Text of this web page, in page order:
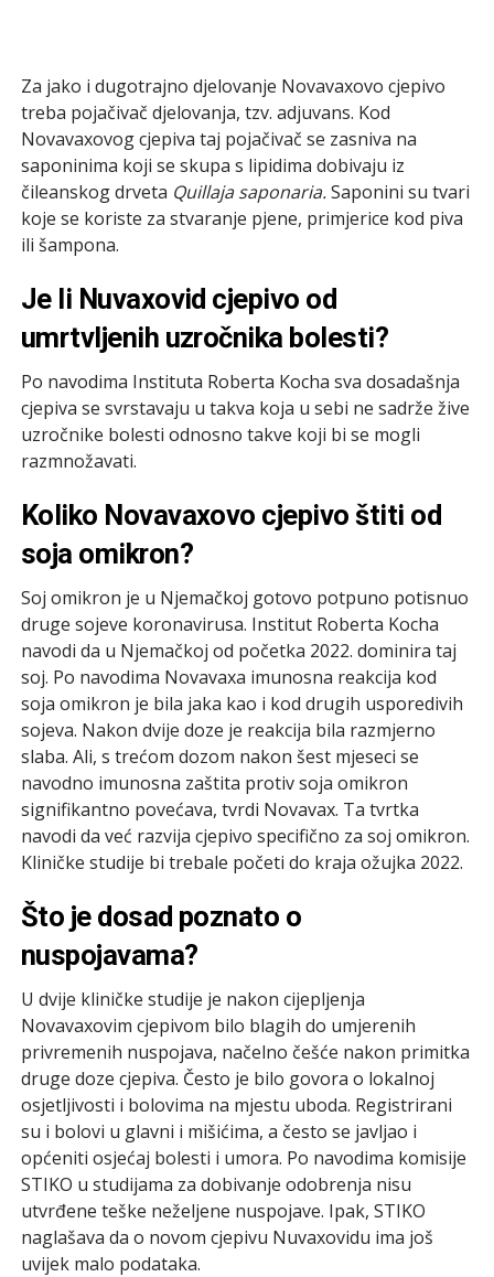
Za jako i dugotrajno djelovanje Novavaxovo cjepivo
treba pojačivač djelovanja, tzv. adjuvans. Kod
Novavaxovog cjepiva taj pojačivač se zasniva na
saponinima koji se skupa s lipidima dobivaju iz
čileanskog drveta Quillaja saponaria.Saponini su tvari
koje se koriste za stvaranje pjene, primjerice kod piva
ili šampona.
Je li Nuvaxovid cjepivo od
umrtvljenih uzročnika bolesti?
Po navodima Instituta Roberta Kocha sva dosadašnja
cjepiva se svrstavaju u takva koja u sebi ne sadrže žive
uzročnike bolesti odnosno takve koji bi se mogli
razmnožavati.
Koliko Novavaxovo cjepivo štiti od
soja omikron?
Soj omikron je u Njemačkoj gotovo potpuno potisnuo
druge sojeve koronavirusa. Institut Roberta Kocha
navodi da u Njemačkoj od početka 2022. dominira taj
soj. Po navodima Novavaxa imunosna reakcija kod
soja omikron je bila jaka kao i kod drugih usporedivih
sojeva. Nakon dvije doze je reakcija bila razmjerno
slaba. Ali, s trećom dozom nakon šest mjeseci se
navodno imunosna zaštita protiv soja omikron
signifikantno povećava, tvrdi Novavax. Ta tvrtka
navodi da već razvija cjepivo specifično za soj omikron.
Kliničke studije bi trebale početi do kraja ožujka 2022.
Što je dosad poznato o
nuspojavama?
U dvije kliničke studije je nakon cijepljenja
Novavaxovim cjepivom bilo blagih do umjerenih
privremenih nuspojava, načelno češće nakon primitka
druge doze cjepiva. Često je bilo govora o lokalnoj
osjetljivosti i bolovima na mjestu uboda. Registrirani
su i bolovi u glavni i mišićima, a često se javljao i
općeniti osjećaj bolesti i umora. Po navodima komisije
STIKO u studijama za dobivanje odobrenja nisu
utvrđene teške neželjene nuspojave. Ipak, STIKO
naglašava da o novom cjepivu Nuvaxovidu ima još
uvijek malo podataka.